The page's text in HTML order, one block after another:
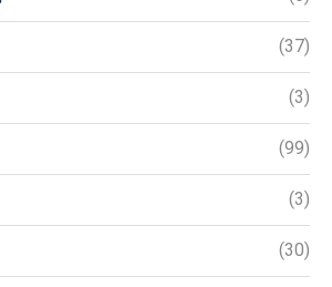
(37)
(3)
(99)
(3)
(30)